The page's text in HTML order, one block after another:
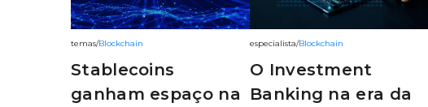
temas/Blockchain
Stablecoins
ganham espaço na
especialista/Blockchain
O Investment
Banking na era da